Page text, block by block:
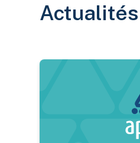
Actualités
Trois fiches en